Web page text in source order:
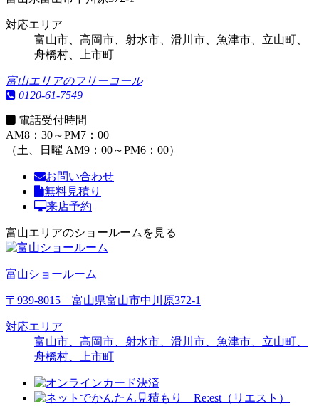
対応エリア
富山市、高岡市、射水市、滑川市、魚津市、立山町、
舟橋村、上市町
富山エリアのフリーコール
0120-61-7549
電話受付時間
AM8：30～PM7：00
（土、日曜 AM9：00～PM6：00）
お問い合わせ
無料見積り
来店予約
富山エリアのショールームを見る
富山ショールーム
〒939-8015 富山県富山市中川原372-1
対応エリア
富山市、高岡市、射水市、滑川市、魚津市、立山町、
舟橋村、上市町